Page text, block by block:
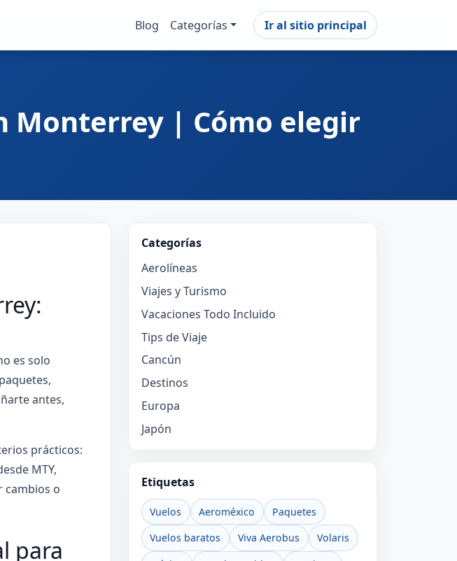
Blog Categorías Ir al sitio principal
Monterrey | Cómo elegir
es solo
antes,
prácticos:
MTY,
cambios o
para
Categorías
Aerolíneas
Viajes y Turismo
Vacaciones Todo Incluido
Tips de Viaje
Cancún
Destinos
Europa
Japón
Etiquetas
Vuelos Aeroméxico
Paquetes
Vuelos baratos
Viva Aerobus
Volaris